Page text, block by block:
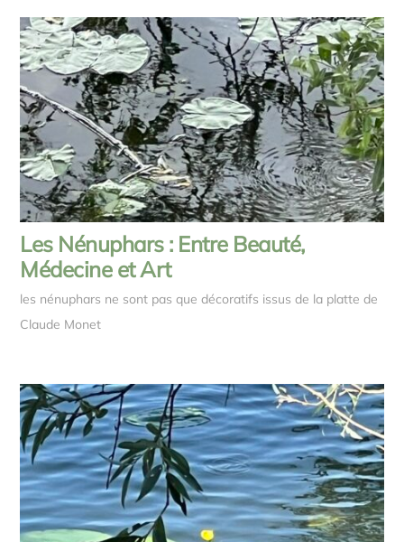
Les Nénuphars : Entre Beauté,
Médecine et Art
les nénuphars ne sont pas que décoratifs issus de la platte de
Claude Monet